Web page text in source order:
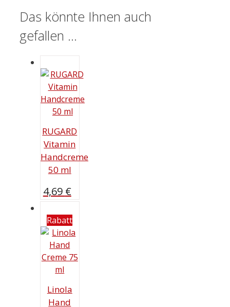
Das könnte Ihnen auch
gefallen …
RUGARD
Vitamin
Handcreme
50 ml
4,69 €
Rabatt
Linola
Hand